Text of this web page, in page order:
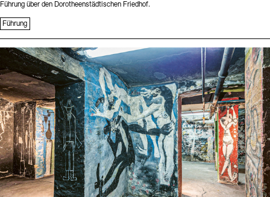
Führung über den Dorotheenstädtischen Friedhof.
Führung